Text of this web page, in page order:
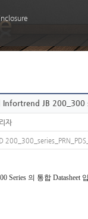
Infortrend JB 200_300
자
Series 의 통합 Datasheet